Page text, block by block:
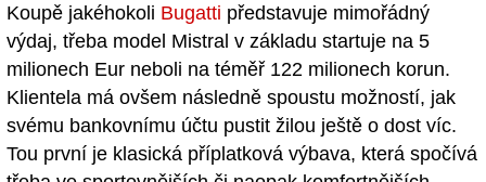
Koupě jakéhokoli Bugatti představuje mimořádný
výdaj, třeba model Mistral v základu startuje na 5
milionech Eur neboli na téměř 122 milionech korun.
Klientela má ovšem následně spoustu možností, jak
svému bankovnímu účtu pustit žilou ještě o dost víc.
Tou první je klasická příplatková výbava, která spočívá